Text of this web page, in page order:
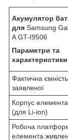
Акумулятор
для Samsung
A GT-I9506
Параметри та
характеристики
Фактична
заявленої
Корпус
(для Li-ion)
Робоча
елемента